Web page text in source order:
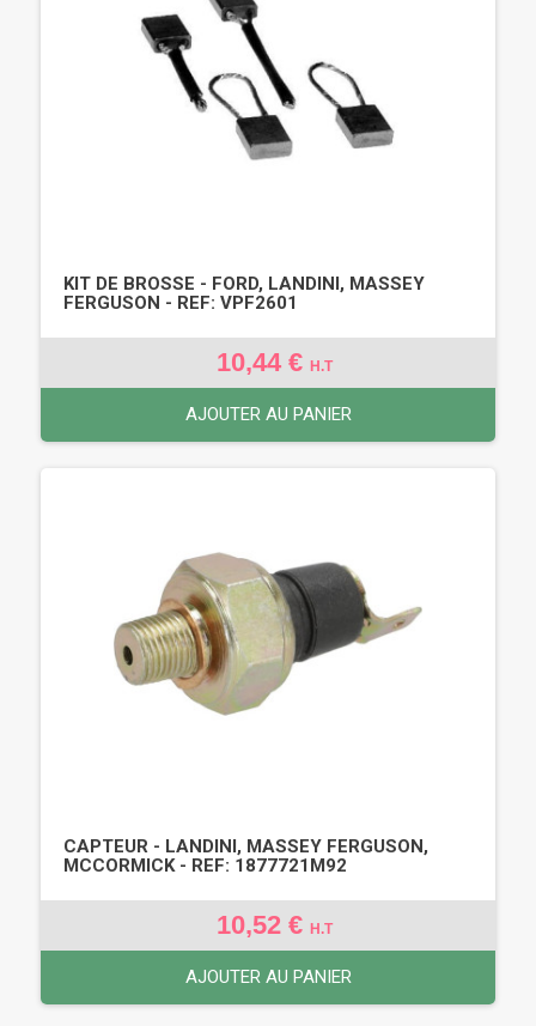
KIT DE BROSSE - FORD, LANDINI, MASSEY
FERGUSON - REF: VPF2601
10,44 € H.T
AJOUTER AU PANIER
CAPTEUR - LANDINI, MASSEY FERGUSON,
MCCORMICK - REF: 1877721M92
10,52 € H.T
AJOUTER AU PANIER